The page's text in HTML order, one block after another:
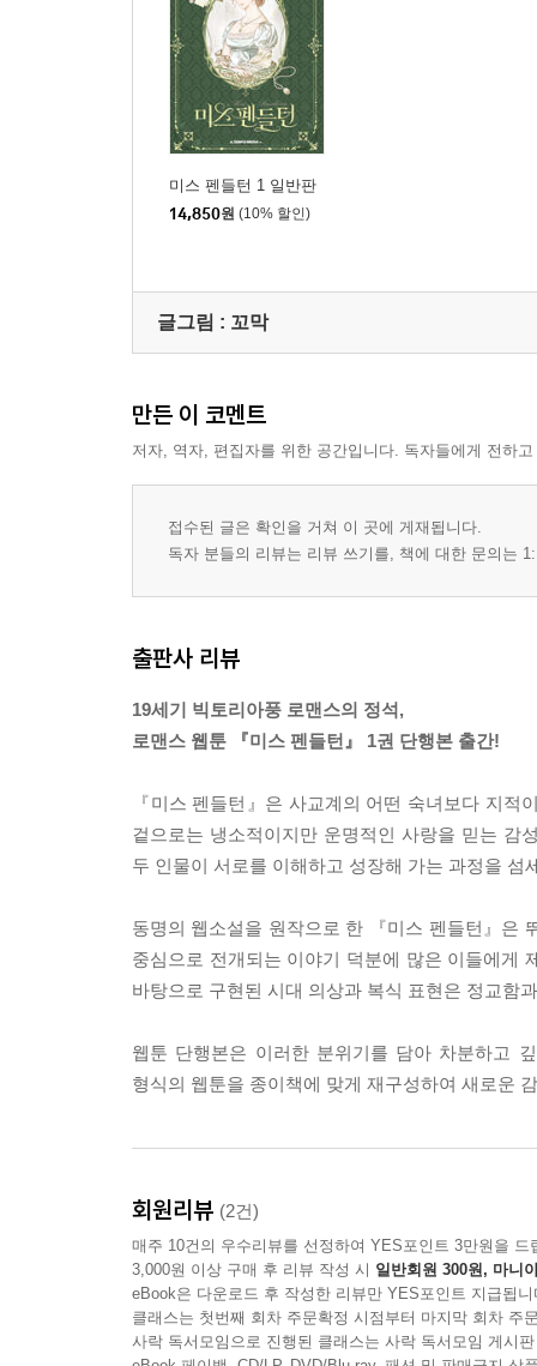
미스 펜들턴 1 일반판
14,850원 (10% 할인)
글그림 : 꼬막
만든 이 코멘트
저자, 역자, 편집자를 위한 공간입니다. 독자들에게 전하
접수된 글은 확인을 거쳐 이 곳에 게재됩니다.
독자 분들의 리뷰는 리뷰 쓰기를, 책에 대한 문의는
출판사 리뷰
19세기 빅토리아풍 로맨스의 정석,
로맨스 웹툰 『미스 펜들턴』 1권 단행본 출간!
『미스 펜들턴』은 사교계의 어떤 숙녀보다 지적
겉으로는 냉소적이지만 운명적인 사랑을 믿는 감
두 인물이 서로를 이해하고 성장해 가는 과정을 섬
동명의 웹소설을 원작으로 한 『미스 펜들턴』은
중심으로 전개되는 이야기 덕분에 많은 이들에게
바탕으로 구현된 시대 의상과 복식 표현은 정교함
웹툰 단행본은 이러한 분위기를 담아 차분하고
형식의 웹툰을 종이책에 맞게 재구성하여 새로운
회원리뷰 (2건)
매주 10건의 우수리뷰를 선정하여 YES포인트 3만원을 드
3,000원 이상 구매 후 리뷰 작성 시 일반회원 300원, 마니
eBook은 다운로드 후 작성한 리뷰만 YES포인트 지급됩니
클래스는 첫번째 회차 주문확정 시점부터 마지막 회차 주
사락 독서모임으로 진행된 클래스는 사락 독서모임 게시